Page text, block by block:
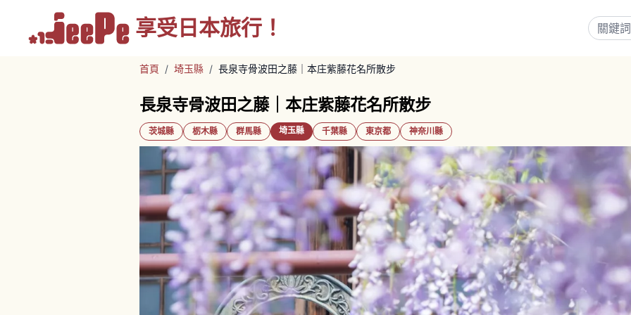
享受 日本旅行！
首頁 / 埼玉縣 / 長泉寺骨波田之藤｜本庄紫藤花名所散步
長泉寺骨波田之藤｜本庄紫藤花名所散步
茨城縣 栃木縣 群馬縣 埼玉縣 千葉縣 東京都 神奈川縣